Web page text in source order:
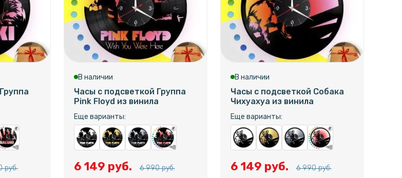
руб.
В наличии
Часы с подсветкой Группа
Pink Floyd из винила
Еще варианты:
6 149 руб. 6 990 руб.
В наличии
Часы с подсветкой Собака
Чихуахуа из винила
Еще варианты:
6 149 руб. 6 990 руб.